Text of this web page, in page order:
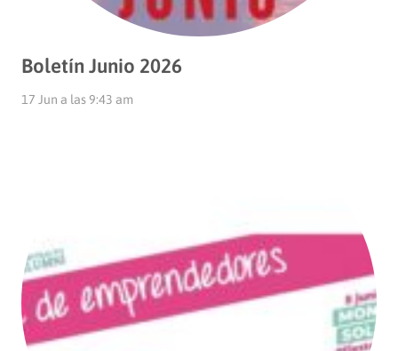
Boletín Junio 2026
17 Jun a las 9:43 am